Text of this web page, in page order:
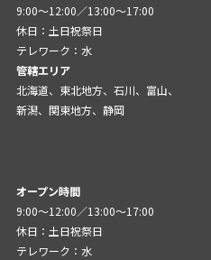
9:00～12:00／13:00～17:00
休日：土日祝祭日
テレワーク：水
管轄エリア
北海道、東北地方、石川、富山、
新潟、関東地方、静岡
オープン時間
9:00～12:00／13:00～17:00
休日：土日祝祭日
テレワーク：水